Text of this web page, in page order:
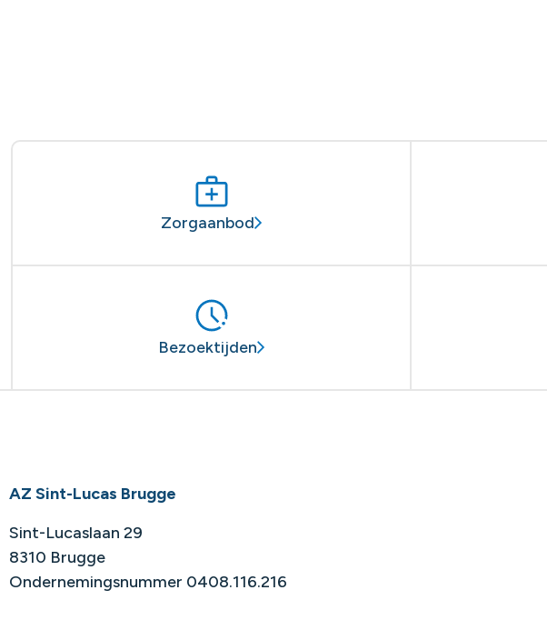
Zorgaanbod
Bezoektijden
AZ Sint-Lucas Brugge
Sint-Lucaslaan 29
8310 Brugge
Ondernemingsnummer 0408.116.216